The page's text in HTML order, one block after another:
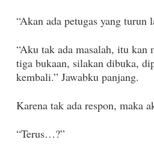
“Akan ada petugas yang turun
“Aku tak ada masalah, itu kan
tiga bukaan, silakan dibuka,
kembali.” Jawabku panjang.
Karena tak ada respon, maka
“Terus…?”